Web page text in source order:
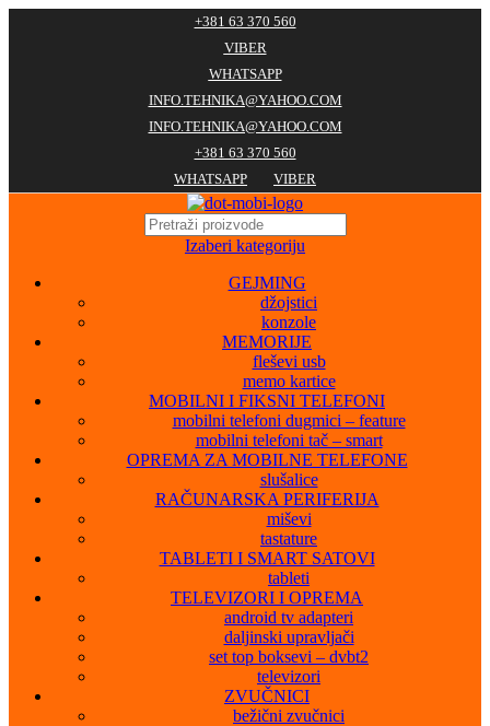
+381 63 370 560
VIBER
WHATSAPP
INFO.TEHNIKA@YAHOO.COM
INFO.TEHNIKA@YAHOO.COM
+381 63 370 560
WHATSAPP
VIBER
Izaberi kategoriju
GEJMING
džojstici
konzole
MEMORIJE
fleševi usb
memo kartice
MOBILNI I FIKSNI TELEFONI
mobilni telefoni dugmici – feature
mobilni telefoni tač – smart
OPREMA ZA MOBILNE TELEFONE
slušalice
RAČUNARSKA PERIFERIJA
miševi
tastature
TABLETI I SMART SATOVI
tableti
TELEVIZORI I OPREMA
android tv adapteri
daljinski upravljači
set top boksevi – dvbt2
televizori
ZVUČNICI
bežični zvučnici